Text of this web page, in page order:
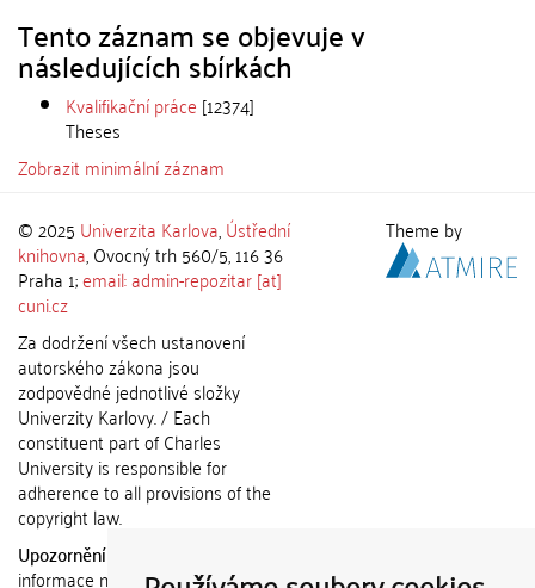
Tento záznam se objevuje v
následujících sbírkách
Kvalifikační práce [12374]
Theses
Zobrazit minimální záznam
© 2025 Univerzita Karlova,Ústřední
knihovna, Ovocný trh 560/5, 116 36
Praha 1;email: admin-repozitar [at]
cuni.cz
Za dodržení všech ustanovení
autorského zákona jsou
zodpovědné jednotlivé složky
Univerzity Karlovy. / Each
constituent part of Charles
University is responsible for
adherence to all provisions of the
copyright law.
Upozornění / Notice:
informace nemohou být použity k
Theme by